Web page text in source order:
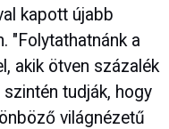
kapott újabb
"Folytathatnánk a
akik ötven százalék
tudják, hogy
világnézetű